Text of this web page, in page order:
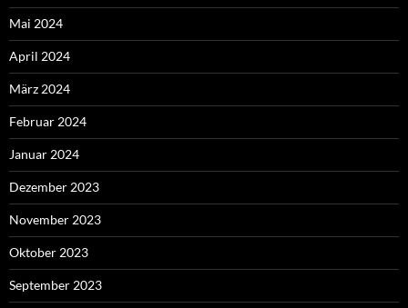
Mai 2024
April 2024
März 2024
Februar 2024
Januar 2024
Dezember 2023
November 2023
Oktober 2023
September 2023